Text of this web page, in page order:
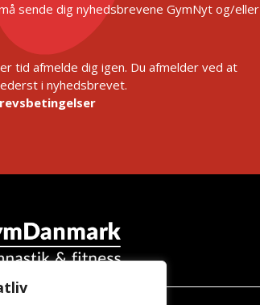
sende dig nyhedsbrevene GymNyt og/eller
tid afmelde dig igen. Du afmelder ved at
i nyhedsbrevet.